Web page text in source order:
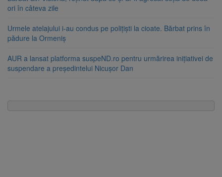
ori în câteva zile
Urmele atelajului i-au condus pe polițiști la cioate. Bărbat prins în
pădure la Ormeniș
AUR a lansat platforma suspeND.ro pentru urmărirea inițiativei de
suspendare a președintelui Nicușor Dan